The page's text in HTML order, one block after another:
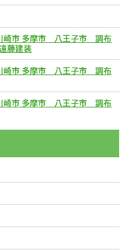
市 多摩市 八王子市 調布
藤建装
市 多摩市 八王子市 調布
市 多摩市 八王子市 調布